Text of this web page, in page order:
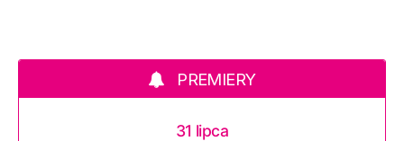
PREMIERY
31 lipca